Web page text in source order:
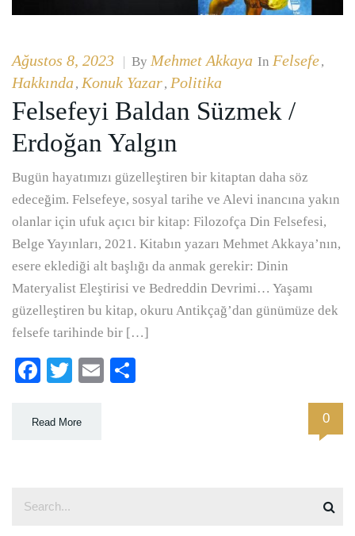
Ağustos 8, 2023 | By Mehmet Akkaya In Felsefe,
Hakkında, Konuk Yazar, Politika
Felsefeyi Baldan Süzmek /
Erdoğan Yalgın
Bugün hayatımızı güzelleştiren bir kitaptan daha söz
edeceğim. Felsefeye, sosyal tarihe ve Alevi inancına yakın
olanlar için ufuk açıcı bir kitap: Filozofça Din Felsefesi,
Belge Yayınları, 2021. Kitabın yazarı Mehmet Akkaya’nın,
esere eklediği alt başlığı da anmak gerekir: Dinin
Materyalist Eleştirisi ve Bedreddin Devrimi… Yaşamı
güzelleştiren bu kitap, okuru Antikçağ’dan günümüze dek
felsefe tarihinde bir […]
Facebook
TwitterEmail
Read More 0